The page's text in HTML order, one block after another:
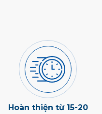
Hoàn thiện từ 15-20